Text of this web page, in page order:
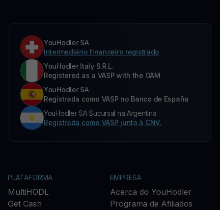
YouHodler SA
Intermediário financeiro registrado
YouHodler Italy S.R.L.
Registered as a VASP with the OAM
YouHodler SA
Registrada como VASP no Banco de España
YouHodler SA Sucursal na Argentina.
Registrada como VASP junto à CNV.
PLATAFORMA
MultiHODL
Get Cash
EMPRESA
Acerca do YouHodler
Programa de Afiliados